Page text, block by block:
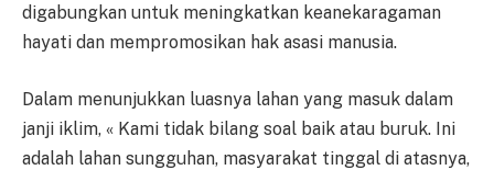
digabungkan untuk meningkatkan keanekaragaman
hayati dan mempromosikan hak asasi manusia.
Dalam menunjukkan luasnya lahan yang masuk dalam
janji iklim, « Kami tidak bilang soal baik atau buruk. Ini
adalah lahan sungguhan, masyarakat tinggal di atasnya,